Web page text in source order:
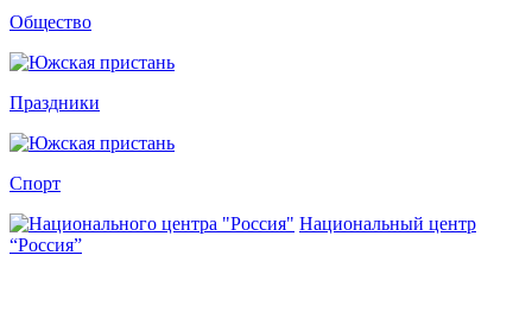
Общество
Праздники
Спорт
Национальный центр
“Россия”